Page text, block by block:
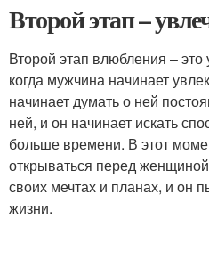
Второй этап –
Второй этап влюбления –
когда мужчина начинает
начинает думать о ней
ней, и он начинает искать
больше времени. В этот
открываться перед
своих мечтах и планах, и он
жизни.